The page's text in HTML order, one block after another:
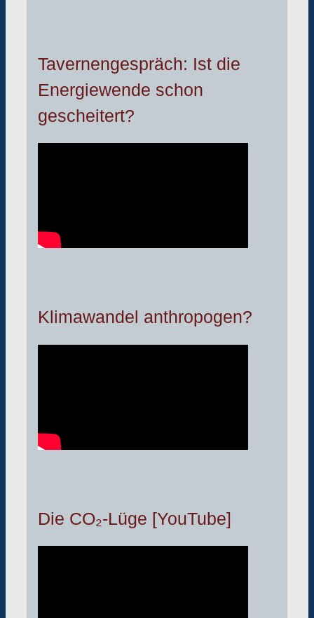
Tavernengespräch: Ist die
Energiewende schon
gescheitert?
Klimawandel anthropogen?
Die CO₂-Lüge [YouTube]